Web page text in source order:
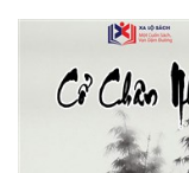
Trinh Thám